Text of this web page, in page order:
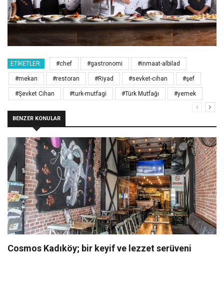
ETIKETLER: #chef #gastronomi #inmaat-albilad
#mekan #restoran #Riyad #sevket-cihan #şef
#Şevket Cihan #turk-mutfagi #Türk Mutfağı #yemek
BENZER KONULAR
Cosmos Kadıköy; bir keyif ve lezzet serüveni